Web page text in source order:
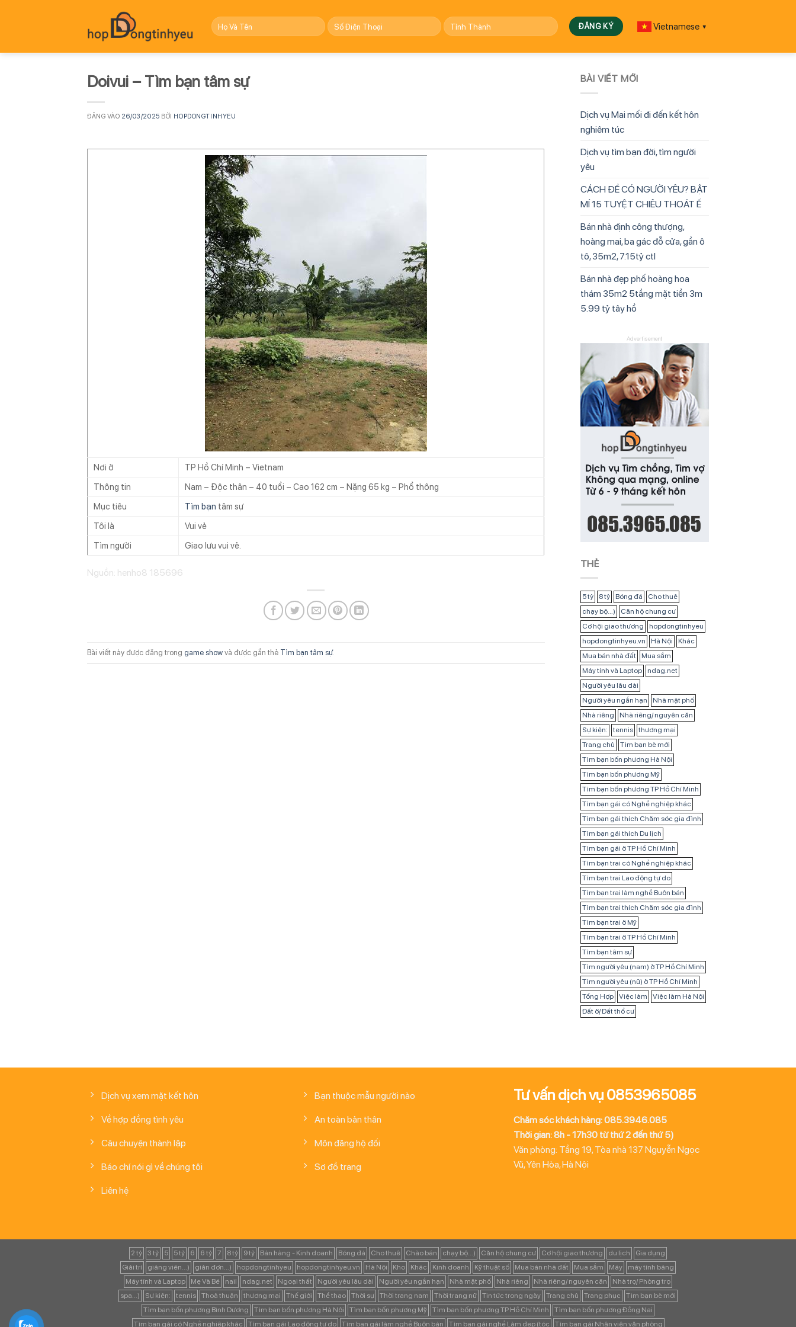
dung
Vietnamese ▼
Doivui – Tìm bạn tâm sự
ĐĂNG VÀO 26/03/2025 BỞI HOPDONGTINHYEU
Nơi ở
TP Hồ Chí Minh – Vietnam
Thông tin
Nam – Độc thân – 40 tuổi – Cao 162 cm – Nặng 65 kg – Phổ thông
Mục tiêu
Tìm bạn tâm sự
Tôi là
Vui vẻ
Tìm người
Giao lưu vui vẻ.
Nguồn: henho8 185696
Bài viết này được đăng trong game show và được gắn thẻ Tìm bạn tâm sự.
BÀI VIẾT MỚI
Dịch vụ Mai mối đi đến kết hôn
nghiêm túc
Dịch vụ tìm bạn đời, tìm người
yêu
CÁCH ĐỂ CÓ NGƯỜI YÊU? BẬT
MÍ 15 TUYỆT CHIÊU THOÁT Ế
Bán nhà định công thượng,
hoàng mai, ba gác đỗ cửa, gần ô
tô, 35m2, 7.15tỷ ctl
Bán nhà đẹp phố hoàng hoa
thám 35m2 5tầng mặt tiền 3m
5.99 tỷ tây hồ
Advertisement
THẺ
5 tỷ 8 tỷ Bóng đá
Cho thuê
chạy bộ...)
Căn hộ chung cư
Cơ hội giao thương
hopdongtinhyeu
hopdongtinhyeu.vn
Hà Nội
Khác
Mua bán nhà đất
Mua sắm
Máy tính và Laptop
ndag.net
Người yêu lâu dài
Người yêu ngắn hạn
Nhà mặt phố
Nhà riêng
Nhà riêng/ nguyên căn
Sự kiện:
tennis
thương mại
Trang chủ
Tìm bạn bè mới
Tìm bạn bốn phương Hà Nội
Tìm bạn bốn phương Mỹ
Tìm bạn bốn phương TP Hồ Chí Minh
Tìm bạn gái có Nghề nghiệp khác
Tìm bạn gái thích Chăm sóc gia đình
Tìm bạn gái thích Du lịch
Tìm bạn gái ở TP Hồ Chí Minh
Tìm bạn trai có Nghề nghiệp khác
Tìm bạn trai Lao động tự do
Tìm bạn trai làm nghề Buôn bán
Tìm bạn trai thích Chăm sóc gia đình
Tìm bạn trai ở Mỹ
Tìm bạn trai ở TP Hồ Chí Minh
Tìm bạn tâm sự
Tìm người yêu (nam) ở TP Hồ Chí Minh
Tìm người yêu (nữ) ở TP Hồ Chí Minh
Tổng Hợp
Việc làm
Việc làm Hà Nội
Đất ở/ Đất thổ cư
Dịch vụ xem mặt kết hôn
Về hợp đồng tình yêu
Câu chuyện thành lập
Báo chí nói gì về chúng tôi
Liên hệ
Bạn thuộc mẫu người nào
An toàn bản thân
Môn đăng hộ đối
Sơ đồ trang
Tư vấn dịch vụ 0853965085
Chăm sóc khách hàng: 085.3946.085
Thời gian: 8h - 17h30 từ thứ 2 đến thứ 5)
Văn phòng: Tầng 19, Tòa nhà 137 Nguyễn Ngọc
Vũ, Yên Hòa, Hà Nội
2 tỷ 3 tỷ 5 5 tỷ 6 6 tỷ 7 8 tỷ 9 tỷ Bán hàng - Kinh doanh Bóng đá Cho thuê Chào bán chạy bộ...) Căn hộ chung cư Cơ hội giao thương du lịch
Gia dụng
Giải trí
giảng viên...) giản đơn...) hopdongtinhyeu hopdongtinhyeu.vn Hà Nội Kho Khác Kinh doanh Kỹ thuật số Mua bán nhà đất Mua sắm Máy
máy tính bảng
Máy tính và Laptop
Mẹ Và Bé nail ndag.net Ngoại thất Người yêu lâu dài Người yêu ngắn hạn Nhà mặt phố Nhà riêng Nhà riêng/ nguyên căn
Nhà trọ/ Phòng trọ
spa...)
Sự kiện: tennis Thoả thuận thương mại Thế giới Thể thao Thời sự Thời trang nam Thời trang nữ Tin tức trong ngày Trang chủ Trang phục
Tìm bạn bè mới
Tìm bạn bốn phương Bình Dương
Tìm bạn bốn phương Hà Nội Tìm bạn bốn phương Mỹ Tìm bạn bốn phương TP Hồ Chí Minh
Tìm bạn bốn phương Đồng Nai
Tìm bạn gái có Nghề nghiệp khác
Tìm bạn gái Lao động tự do Tìm bạn gái làm nghề Buôn bán Tìm bạn gái nghề Làm đẹp (tóc Tìm bạn gái Nhân viên văn phòng